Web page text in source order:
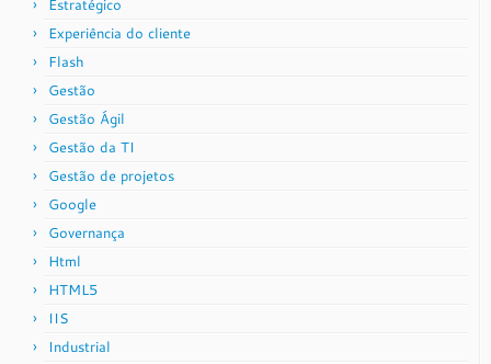
Estratégico
Experiência do cliente
Flash
Gestão
Gestão Ágil
Gestão da TI
Gestão de projetos
Google
Governança
Html
HTML5
IIS
Industrial